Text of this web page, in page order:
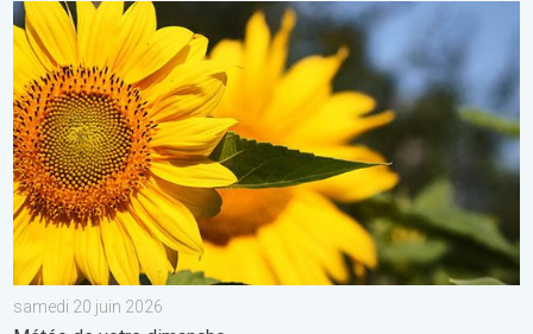
Soleil et chaleur règnent en maître. Météo de votre dimanche.
samedi 20 juin 2026